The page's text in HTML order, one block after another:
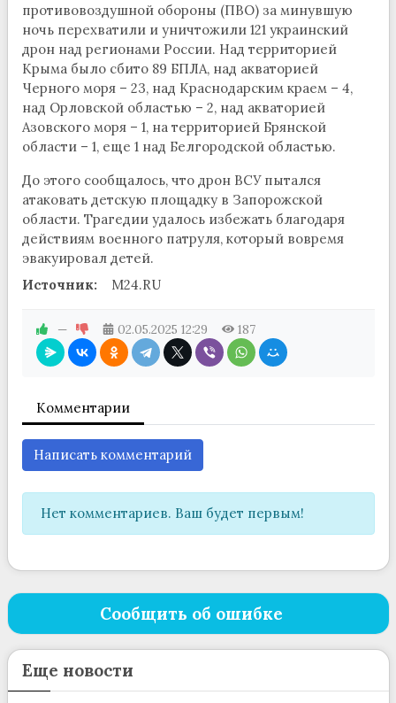
противовоздушной обороны (ПВО) за минувшую
ночь перехватили и уничтожили 121 украинский
дрон над регионами России. Над территорией
Крыма было сбито 89 БПЛА, над акваторией
Черного моря – 23, над Краснодарским краем – 4,
над Орловской областью – 2, над акваторией
Азовского моря – 1, на территорией Брянской
области – 1, еще 1 над Белгородской областью.
До этого сообщалось, что дрон ВСУ пытался
атаковать детскую площадку в Запорожской
области. Трагедии удалось избежать благодаря
действиям военного патруля, который вовремя
эвакуировал детей.
Источник:
M24.RU
— 02.05.2025 12:29 187
Комментарии
Написать комментарий
Нет комментариев. Ваш будет первым!
Сообщить об ошибке
Еще новости